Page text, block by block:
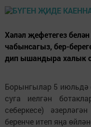
Хәләл җефетегез
чабынсагыз, бер-
дип ышандыра халык
Борынгылар 5 июльдә
суга иелгән
себеркесе)
беренче итеп яңа